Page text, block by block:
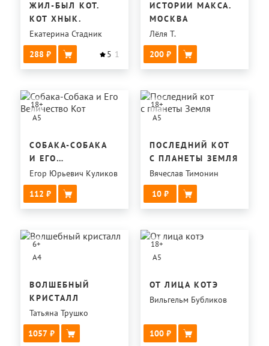
ЖИЛ-БЫЛ КОТ.
КОТ ХНЫК.
Екатерина Стадник
288
5 1
ИСТОРИИ МАКСА.
МОСКВА
Лёля Т.
200
18+
A5
СОБАКА-СОБАКА
И ЕГО
ВЕЛИЧЕСТВО КОТ
Егор Юрьевич Куликов
112
18+
A5
ПОСЛЕДНИЙ КОТ
С ПЛАНЕТЫ ЗЕМЛЯ
Вячеслав Тимонин
10
6+
A4
ВОЛШЕБНЫЙ
КРИСТАЛЛ
Татьяна Трушко
1057
18+
A5
ОТ ЛИЦА КОТЭ
Вильгельм Бубликов
100